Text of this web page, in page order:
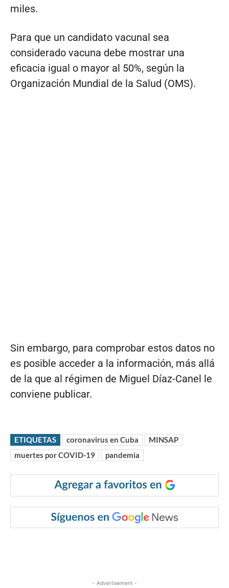
miles.
Para que un candidato vacunal sea
considerado vacuna debe mostrar una
eficacia igual o mayor al 50%, según la
Organización Mundial de la Salud (OMS).
Sin embargo, para comprobar estos datos no
es posible acceder a la información, más allá
de la que al régimen de Miguel Díaz-Canel le
conviene publicar.
ETIQUETAS coronavirus en Cuba
MINSAP
muertes por COVID-19
pandemia
- Advertisement -